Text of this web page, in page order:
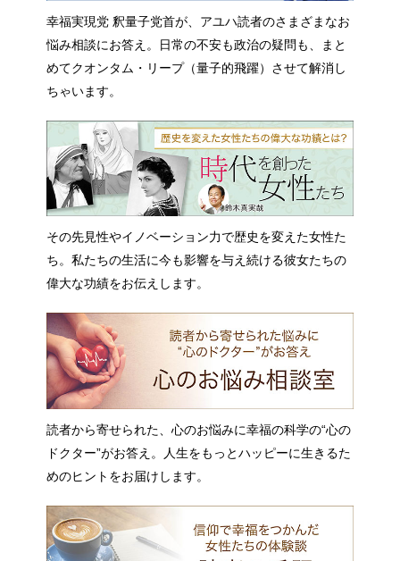
幸福実現党 釈量子党首が、アユハ読者のさまざまなお
悩み相談にお答え。日常の不安も政治の疑問も、まと
めてクオンタム・リープ（量子的飛躍）させて解消し
ちゃいます。
その先見性やイノベーション力で歴史を変えた女性た
ち。私たちの生活に今も影響を与え続ける彼女たちの
偉大な功績をお伝えします。
読者から寄せられた、心のお悩みに幸福の科学の“心の
ドクター”がお答え。人生をもっとハッピーに生きるた
めのヒントをお届けします。